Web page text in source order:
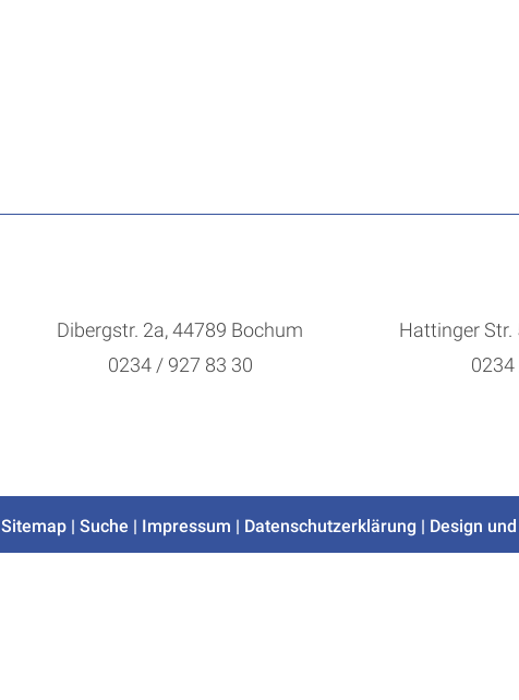
Dibergstr. 2a, 44789 Bochum
0234 / 927 83 30
Hattinger Str.
0234
Sitemap| Suche | Impressum | Datenschutzerklärung | Design